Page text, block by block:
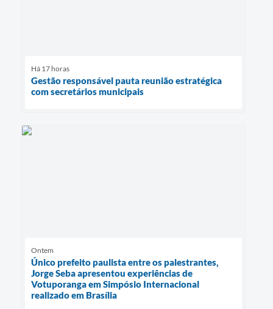
Há 17 horas
Gestão responsável pauta reunião estratégica
com secretários municipais
Ontem
Único prefeito paulista entre os palestrantes,
Jorge Seba apresentou experiências de
Votuporanga em Simpósio Internacional
realizado em Brasília